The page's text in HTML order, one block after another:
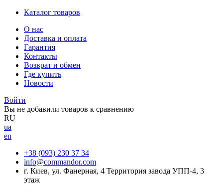
Каталог товаров
О нас
Доставка и оплата
Гарантия
Контакты
Возврат и обмен
Где купить
Новости
Войти
Вы не добавили товаров к сравнению
RU
ua
en
+38 (093) 230 37 34
info@commandor.com
г. Киев, ул. Фанерная, 4 Территория завода УПП-4, 3
этаж